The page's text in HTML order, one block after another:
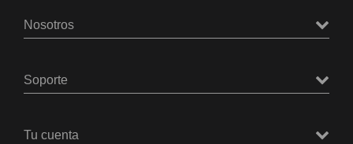
Nosotros
Soporte
Tu cuenta